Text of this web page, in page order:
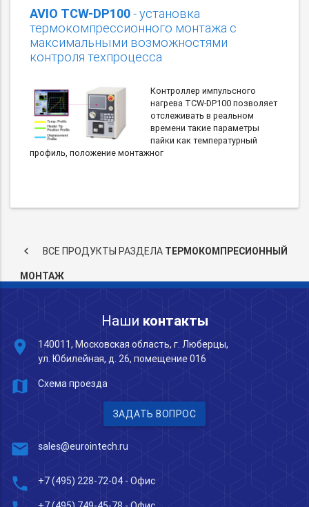
AVIO TCW-DP100- установка
термокомпрессионного монтажа с
максимальными возможностями
контроля техпроцесса
Контроллер импульсного
нагрева TCW-DP100 позволяет
отслеживать в реальном
времени такие параметры
пайки как температурный
профиль, положение монтажног
keyboard_arrow_left ВСЕ ПРОДУКТЫ РАЗДЕЛА ТЕРМОКОМПРЕСИОННЫЙ
МОНТАЖ
Наши контакты
place
140011, Московская область, г. Люберцы,
ул. Юбилейная, д. 26, помещение 016
map Схема проезда
ЗАДАТЬ ВОПРОС
mail sales@eurointech.ru
phone +7 (495) 228-72-04 - Офис